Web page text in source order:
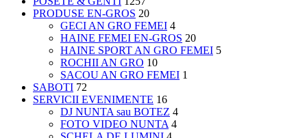
PRODUSE EN-GROS 20
GECI AN GRO FEMEI 4
HAINE FEMEI EN-GROS 20
HAINE SPORT AN GRO FEMEI 5
ROCHII AN GRO 10
SACOU AN GRO FEMEI 1
SABOTI 72
SERVICII EVENIMENTE 16
DJ NUNTA sau BOTEZ 4
FOTO VIDEO NUNTA 4